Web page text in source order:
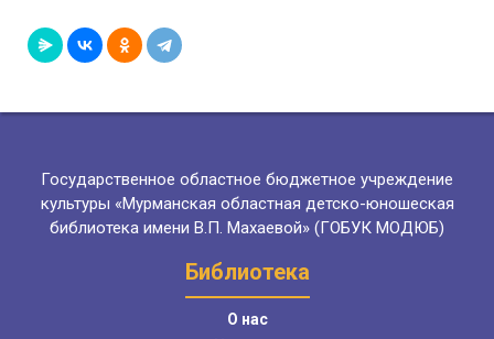
Государственное областное бюджетное учреждение
культуры «Мурманская областная детско-юношеская
библиотека имени В.П. Махаевой» (ГОБУК МОДЮБ)
Библиотека
О нас